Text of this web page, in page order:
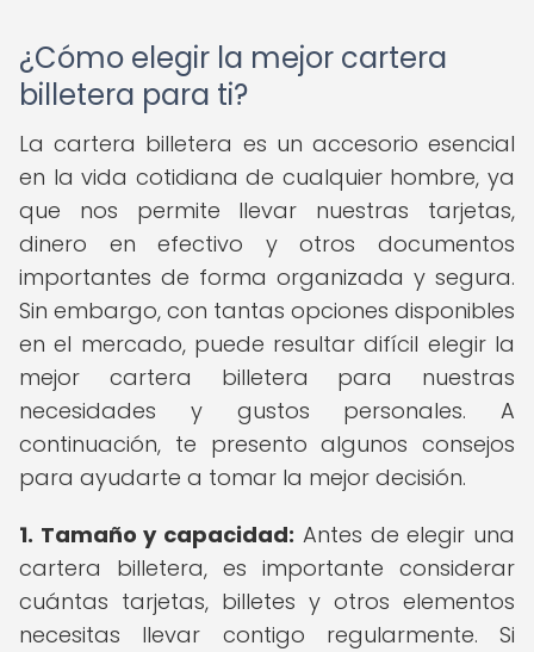
¿Cómo elegir la mejor cartera
billetera para ti?
La cartera billetera es un accesorio esencial
en la vida cotidiana de cualquier hombre, ya
que nos permite llevar nuestras tarjetas,
dinero en efectivo y otros documentos
importantes de forma organizada y segura.
Sin embargo, con tantas opciones disponibles
en el mercado, puede resultar difícil elegir la
mejor cartera billetera para nuestras
necesidades y gustos personales. A
continuación, te presento algunos consejos
para ayudarte a tomar la mejor decisión.
1. Tamaño y capacidad: Antes de elegir una
cartera billetera, es importante considerar
cuántas tarjetas, billetes y otros elementos
necesitas llevar contigo regularmente. Si